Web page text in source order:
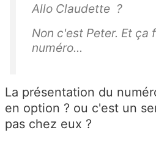
Allo Claudette ?
Non c'est Peter. Et ça
numéro...
La présentation du
en option ? ou c'est un
pas chez eux ?